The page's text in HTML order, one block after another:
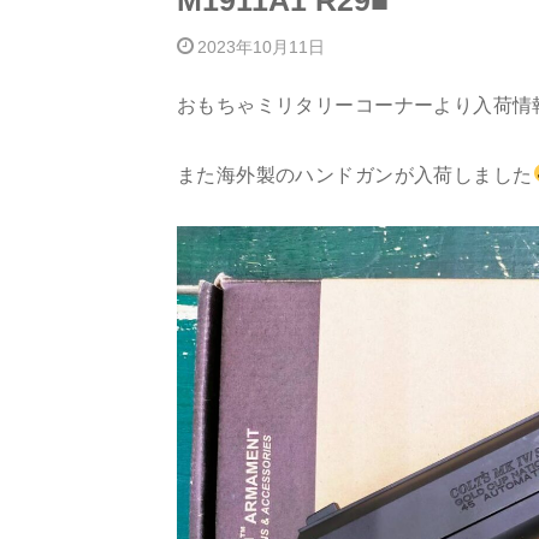
2023年10月11日
おもちゃミリタリーコーナーより入荷情
また海外製のハンドガンが入荷しました